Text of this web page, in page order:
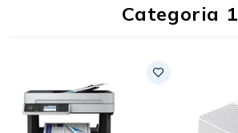
Categoria 1